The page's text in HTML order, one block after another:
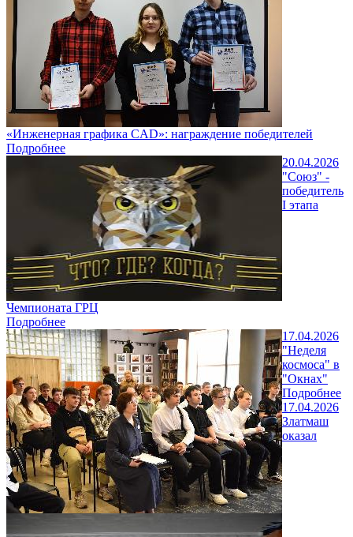
«Инженерная графика CAD»: награждение победителей
Подробнее
20.04.2026
"Союз" -
победитель
I этапа
Чемпионата ГРЦ
Подробнее
17.04.2026
"Неделя
космоса" в
"Окнах"
Подробнее
17.04.2026
Златмаш
оказал